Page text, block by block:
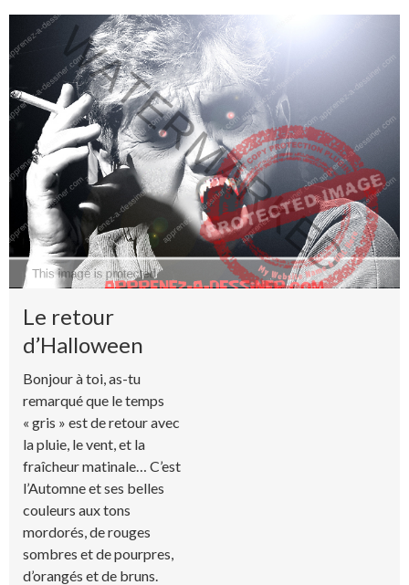
Le retour
d’Halloween
Bonjour à toi, as-tu
remarqué que le temps
« gris » est de retour avec
la pluie, le vent, et la
fraîcheur matinale… C’est
l’Automne et ses belles
couleurs aux tons
mordorés, de rouges
sombres et de pourpres,
d’orangés et de bruns.